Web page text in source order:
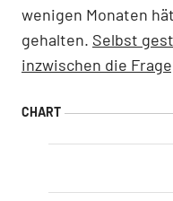
wenigen Monaten
gehalten. Selbst
inzwischen die